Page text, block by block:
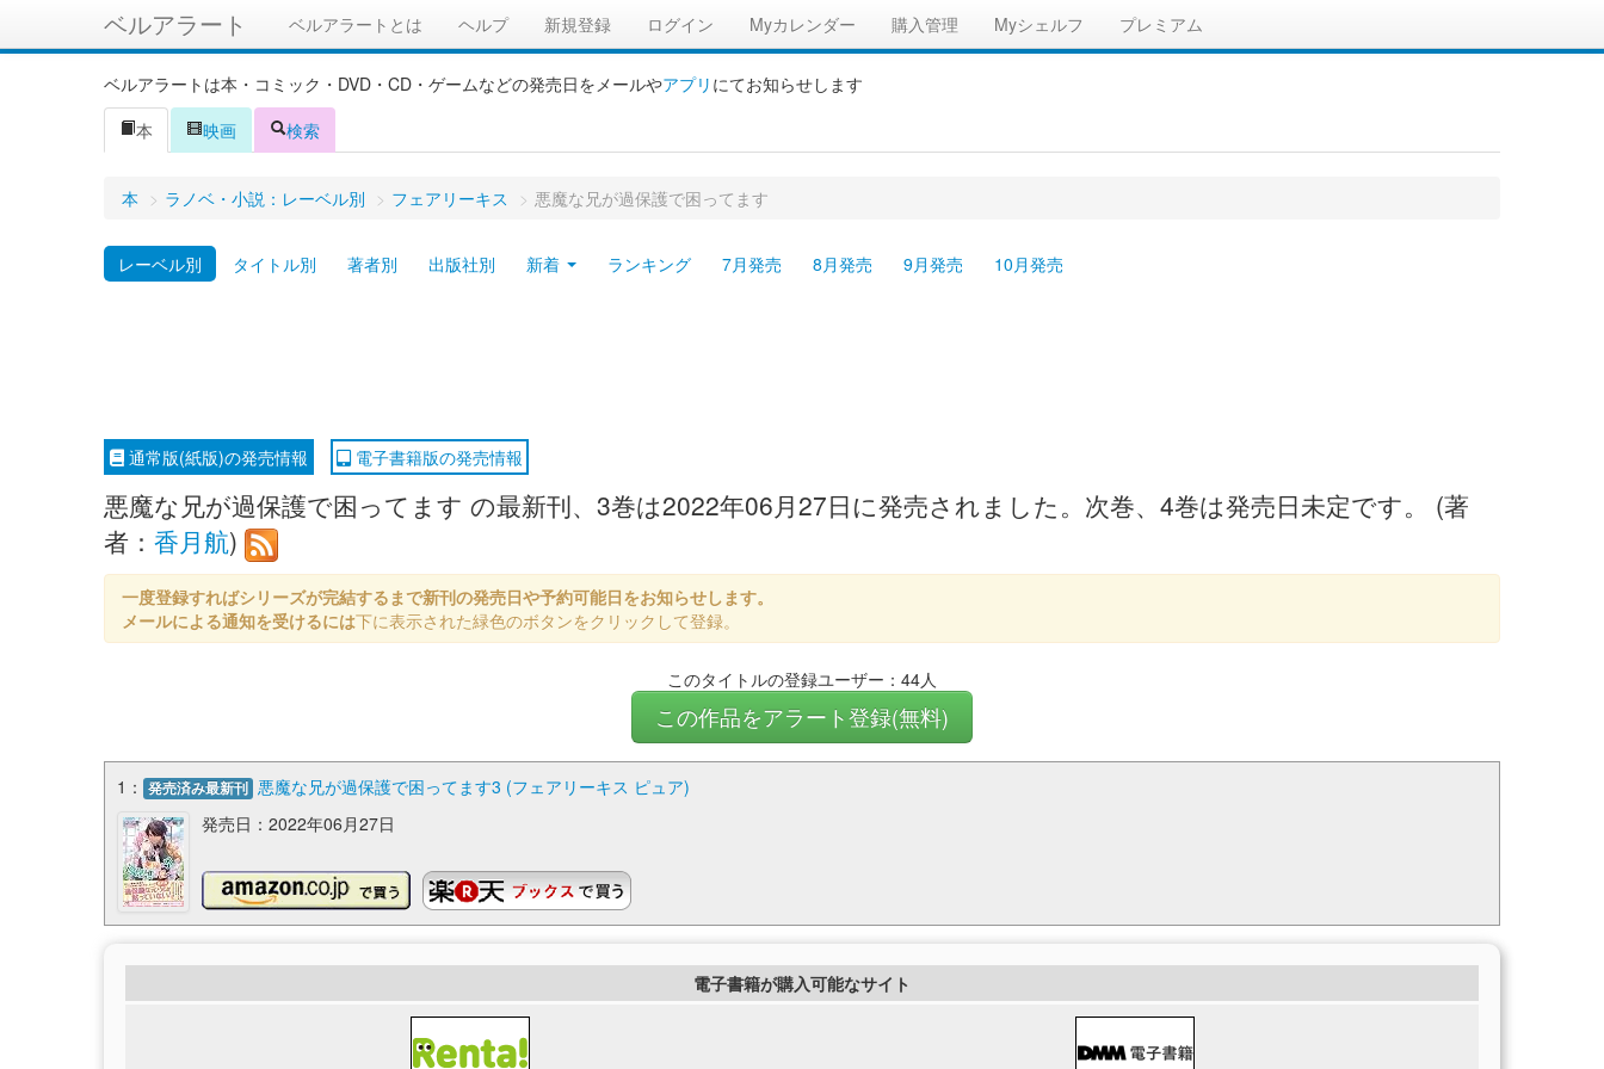
ベルアラート ベルアラートとは ヘルプ 新規登録 ログイン Myカレンダー 購入管理 Myシェルフ プレミアム
ベルアラートは本・コミック・DVD・CD・ゲームなどの発売日をメールやアプリ にてお知らせします
本
映画 検索
本 > ラノベ・小説：レーベル別 > フェアリーキス > 悪魔な兄が過保護で困ってます
レーベル別 タイトル別 著者別 出版社別 新着 ランキング 7月発売 8月発売 9月発売 10月発売
通常版(紙版)の発売情報 電子書籍版の発売情報
悪魔な兄が過保護で困ってます の最新刊、3巻は2022年06月27日に発売されました。次巻、4巻は発売日未定です。 (著
者： 香月航)
一度登録すればシリーズが完結するまで新刊の発売日や予約可能日をお知らせします。
メールによる通知を受けるには下に表示された緑色のボタンをクリックして登録。
このタイトルの登録ユーザー：44人
この作品をアラート登録(無料)
1： 発売済み最新刊 悪魔な兄が過保護で困ってます3 (フェアリーキス ピュア)
発売日：2022年06月27日
電子書籍が購入可能なサイト